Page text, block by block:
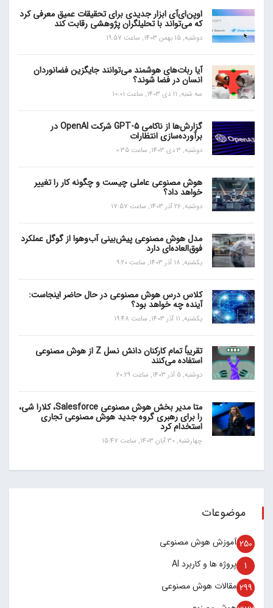
اوپن‌ای‌آی ابزار جدیدی برای تحقیقات عمیق معرفی کرد
که می‌تواند با تحلیلگران پژوهشی رقابت کند
دوشنبه, 15 بهمن 1403, ساعت 19:57
آیا ربات‌های هوشمند می‌توانند جایگزین فضانوردان
انسان در فضا شوند؟
سه شنبه, 11 دی 1403, ساعت 10:01
گزارش‌ها از ناکامی GPT-5 شرکت OpenAI در
برآورده‌سازی انتظارات
دوشنبه, 3 دی 1403, ساعت 0:35
هوش مصنوعی عاملی چیست و چگونه کار را تغییر
خواهد داد؟
دوشنبه, 26 آذر 1403, ساعت 17:57
مدل هوش مصنوعی پیش‌بینی آب‌و‌هوا از گوگل عملکرد
فوق‌العاده‌ای دارد
یکشنبه, 18 آذر 1403, ساعت 9:20
کلاس درس هوش مصنوعی در حال حاضر اینجاست:
آینده چه خواهد بود؟
یکشنبه, 11 آذر 1403, ساعت 19:48
تقریباً تمام کارکنان دانش نسل Z از هوش مصنوعی
استفاده می‌کنند
دوشنبه, 5 آذر 1403, ساعت 20:29
متا مدیر بخش هوش مصنوعی Salesforce، کلارا شی،
را برای رهبری گروه جدید هوش مصنوعی تجاری
استخدام کرد
چهارشنبه, 30 آبان 1403, ساعت 15:47
موضوعات
آموزش هوش مصنوعی 250
پروژه ها و کاربرد AI 1
مقالات هوش مصنوعی 299